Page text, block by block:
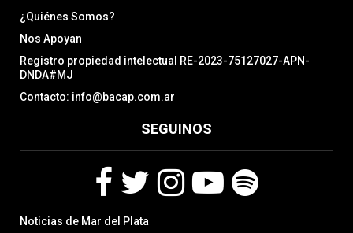
¿Quiénes Somos?
Nos Apoyan
Registro propiedad intelectual RE-2023-75127027-APN-
DNDA#MJ
Contacto: info@bacap.com.ar
SEGUINOS
a
w
Noticias de Mar del Plata